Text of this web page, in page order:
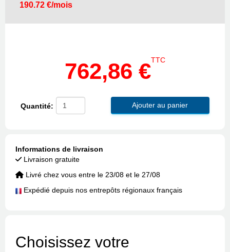
190.72 €/mois
762,86 €TTC
Quantité: Ajouter au panier
Choisissez votre
Informations de livraison
Livraison gratuite
Livré chez vous entre le 23/08 et le 27/08
Expédié depuis nos entrepôts régionaux français